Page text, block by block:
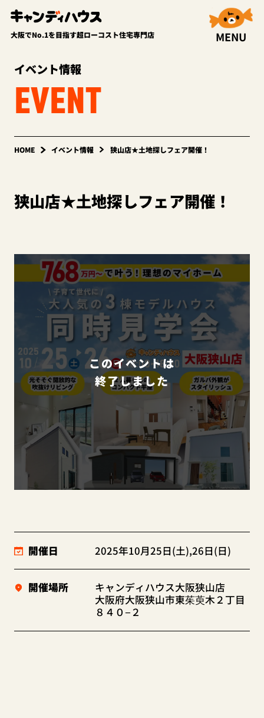
大阪でNo.1を目指す超ローコスト住宅専門店 MENU
イベント情報
EVENT
HOME イベント情報 狭山店★土地探しフェア開催！
狭山店★土地探しフェア開催！
このイベントは
終了しました
開催日 2025年10月25日(土),26日(日)
開催場所
キャンディハウス大阪狭山店
大阪府大阪狭山市東茱萸木２丁目
８４０−２